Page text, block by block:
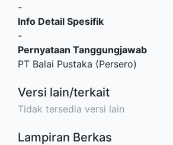
-
Info Detail Spesifik
-
Pernyataan Tanggungjawab
PT Balai Pustaka (Persero)
Versi lain/terkait
Tidak tersedia versi lain
Lampiran Berkas